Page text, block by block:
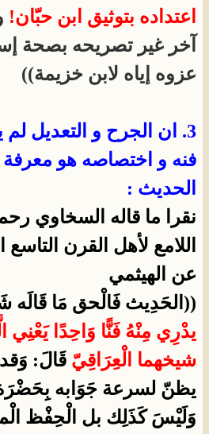
اعتداده بتوثيق ابن حبّان!
آخر غير تصريحه بصحة
عزوه إياه لابن خزيمة))
3.
ان الجرح و التعديل لم
فنه و اختصاصه هو معرفة
الحديث :
نقرا ما قاله السخاوي
اللامع لأهل القرن
عن الهيثمي
((الحَدِيث فَالْحق مَا قَالَه
يدْرِي مِنْهُ فَنًّا وَاحِدًا يَعْنِي
شيخهما الْعِرَاقِيّ قَالَ:
يظنّ لسرعة جَوَابه
وَلَيْسَ كَذَلِك بل الْحِفْظ